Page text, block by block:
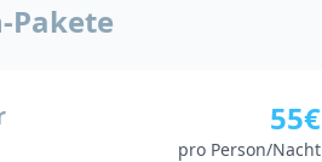
Pakete
55€
pro Person/Nacht